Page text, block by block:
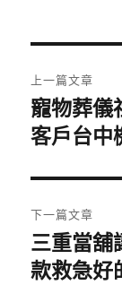
章
導
覽
上一篇文章
上
一
文
章:
寵物葬儀
客戶台中
下一篇文章
下
一
三重當舖
款救急好